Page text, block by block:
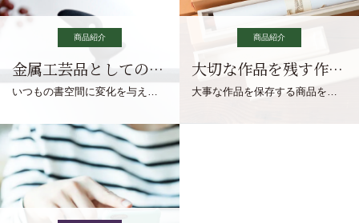
商品紹介
金属工芸品としての文鎮
商品紹介
大切な作品を残す作品保存商品